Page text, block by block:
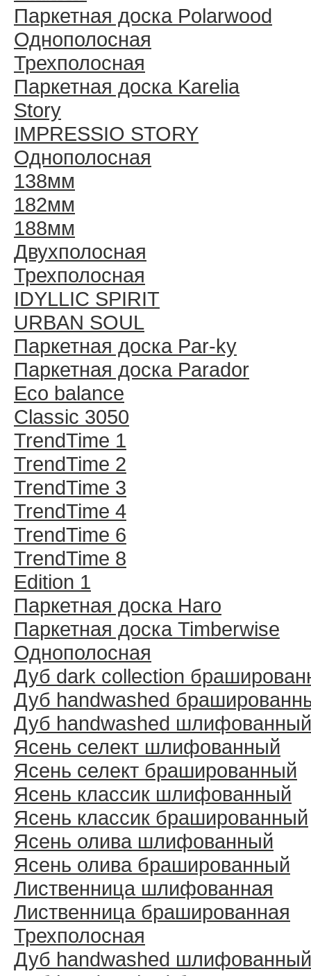
Паркетная доска Polarwood
Однополосная
Трехполосная
Паркетная доска Karelia
Story
IMPRESSIO STORY
Однополосная
138мм
182мм
188мм
Двухполосная
Трехполосная
IDYLLIC SPIRIT
URBAN SOUL
Паркетная доска Par-ky
Паркетная доска Parador
Eco balance
Classic 3050
TrendTime 1
TrendTime 2
TrendTime 3
TrendTime 4
TrendTime 6
TrendTime 8
Edition 1
Паркетная доска Haro
Паркетная доска Timberwise
Однополосная
Дуб dark collection
Дуб handwashed
Дуб handwashed шлифованный
Ясень селект шлифованный
Ясень селект брашированный
Ясень классик шлифованный
Ясень классик брашированный
Ясень олива шлифованный
Ясень олива брашированный
Лиственница шлифованная
Лиственница брашированная
Трехполосная
Дуб handwashed шлифованный